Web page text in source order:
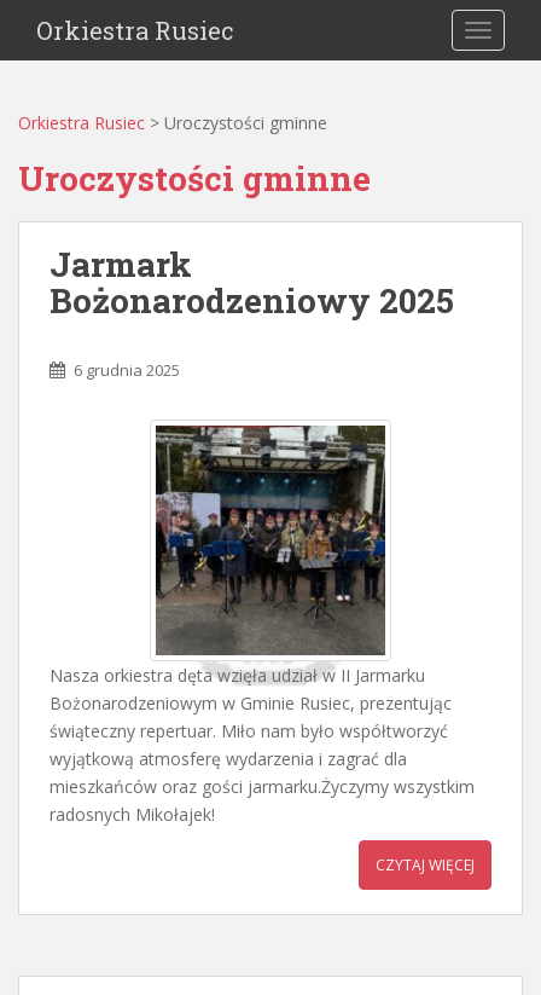
Orkiestra Rusiec
Orkiestra Rusiec > Uroczystości gminne
Uroczystości gminne
Jarmark
Bożonarodzeniowy 2025
6 grudnia 2025
Nasza orkiestra dęta wzięła udział w II Jarmarku
Bożonarodzeniowym w Gminie Rusiec, prezentując
świąteczny repertuar. Miło nam było współtworzyć
wyjątkową atmosferę wydarzenia i zagrać dla
mieszkańców oraz gości jarmarku.Życzymy wszystkim
radosnych Mikołajek!
CZYTAJ WIĘCEJ